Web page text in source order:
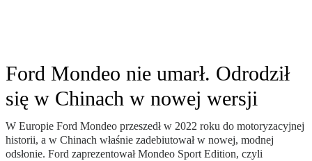
Ford Mondeo nie umarł. Odrodził
się w Chinach w nowej wersji
W Europie Ford Mondeo przeszedł w 2022 roku do motoryzacyjnej
historii, a w Chinach właśnie zadebiutował w nowej, modnej
odsłonie. Ford zaprezentował Mondeo Sport Edition, czyli